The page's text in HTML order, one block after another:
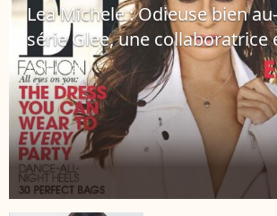
Lea Michele : Odieuse bien
série Glee, une collaboratrice
11 mai 2021